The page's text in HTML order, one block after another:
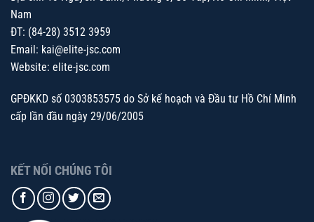
Nam
ĐT: (84-28) 3512 3959
Email: kai@elite-jsc.com
Website: elite-jsc.com
GPĐKKD số 0303853575 do Sở kế hoạch và Đầu tư Hồ Chí Minh
cấp lần đầu ngày 29/06/2005
KẾT NỐI CHÚNG TÔI